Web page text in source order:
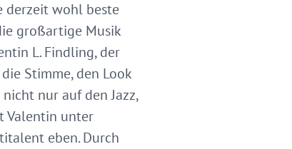
derzeit wohl beste
großartige Musik
L. Findling, der
Stimme, den Look
nur auf den Jazz,
Valentin unter
eben. Durch